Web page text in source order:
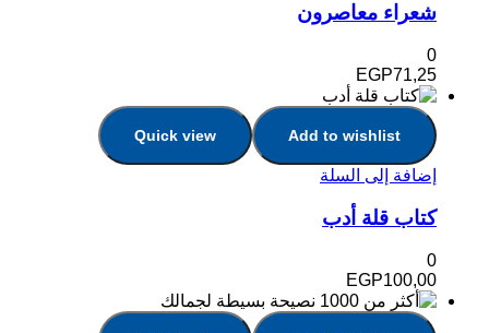
شعراء معاصرون
0
EGP71,25
Add to wishlist
Quick view
إضافة إلى السلة
كتاب قلة أدب
0
EGP100,00